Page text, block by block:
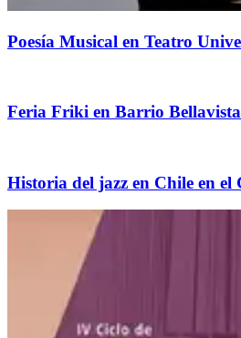
Poesía Musical en Teatro
Feria Friki en Barrio Bellavista
Historia del jazz en Chile en el